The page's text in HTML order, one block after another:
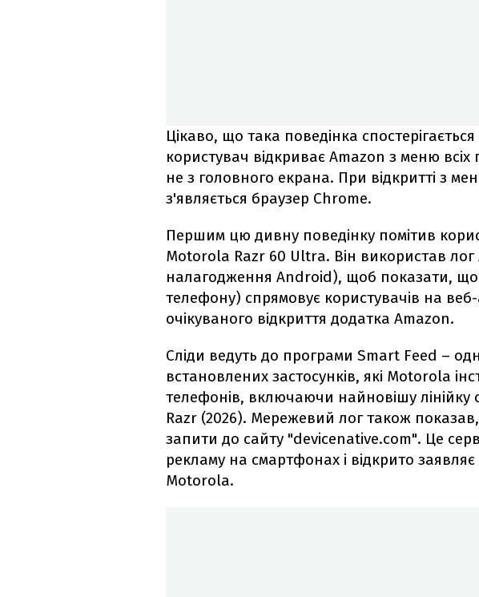
Цікаво, що така поведінка
користувач відкриває Amazon з меню
не з головного екрана. При відкритті з
з'являється браузер Chrome.
Першим цю дивну поведінку помітив
Motorola Razr 60 Ultra. Він використав лог
налагодження Android), щоб показати,
телефону) спрямовує користувачів на веб-
очікуваного відкриття додатка Amazon.
Сліди ведуть до програми Smart Feed –
встановлених застосунків, які Motorola
телефонів, включаючи найновішу лінійку
Razr (2026). Мережевий лог також
запити до сайту "devicenative.com". Це
рекламу на смартфонах і відкрито
Motorola.